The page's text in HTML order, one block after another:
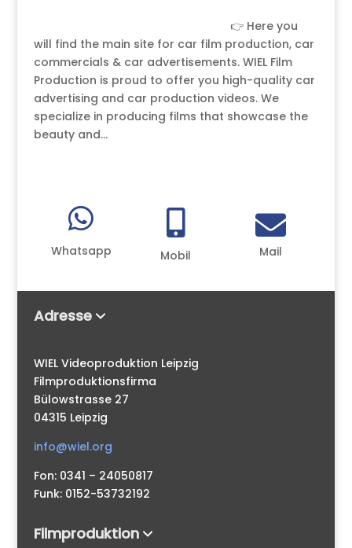
👉 Here you
will find the main site for car film production, car
commercials & car advertisements. WIEL Film
Production is proud to offer you high-quality car
advertising and car production videos. We
specialize in producing films that showcase the
beauty and...

Whatsapp

Mobil

Mail
Adresse
WIEL Videoproduktion Leipzig
Filmproduktionsfirma
Bülowstrasse 27
04315 Leipzig
info@wiel.org
Fon: 0341 – 24050817
Funk: 0152-53732192
Filmproduktion